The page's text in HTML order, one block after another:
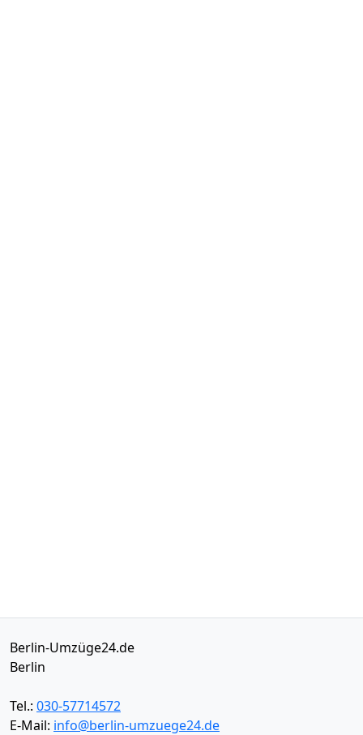
Berlin-Umzüge24.de
Berlin
Tel.: 030-57714572
E-Mail: info@berlin-umzuege24.de